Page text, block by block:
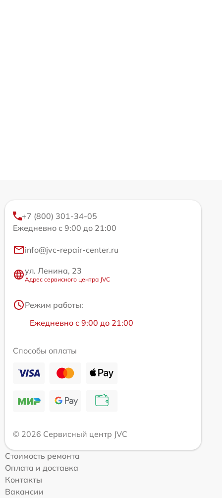
+7 (800) 301-34-05
Ежедневно с 9:00 до 21:00
info@jvc-repair-center.ru
ул. Ленина, 23
Адрес сервисного центра JVC
Режим работы:
Ежедневно с 9:00 до 21:00
Способы оплаты
© 2026 Сервисный центр JVC
Стоимость ремонта
Оплата и доставка
Контакты
Вакансии